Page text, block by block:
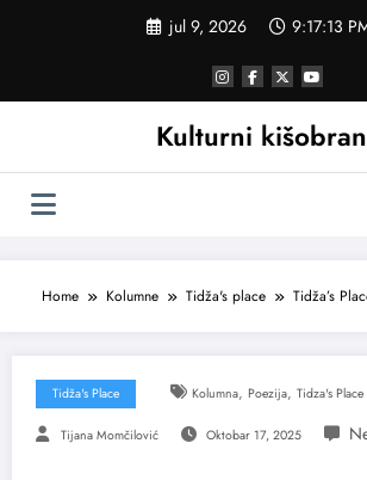
jul 9, 2026 9:17:14
Kulturni kišobran
Home Kolumne Tidža's place Tidža’s
Tidža's Place Kolumna, Poezija, Tidza's Place
Tijana Momčilović Oktobar 17, 2025